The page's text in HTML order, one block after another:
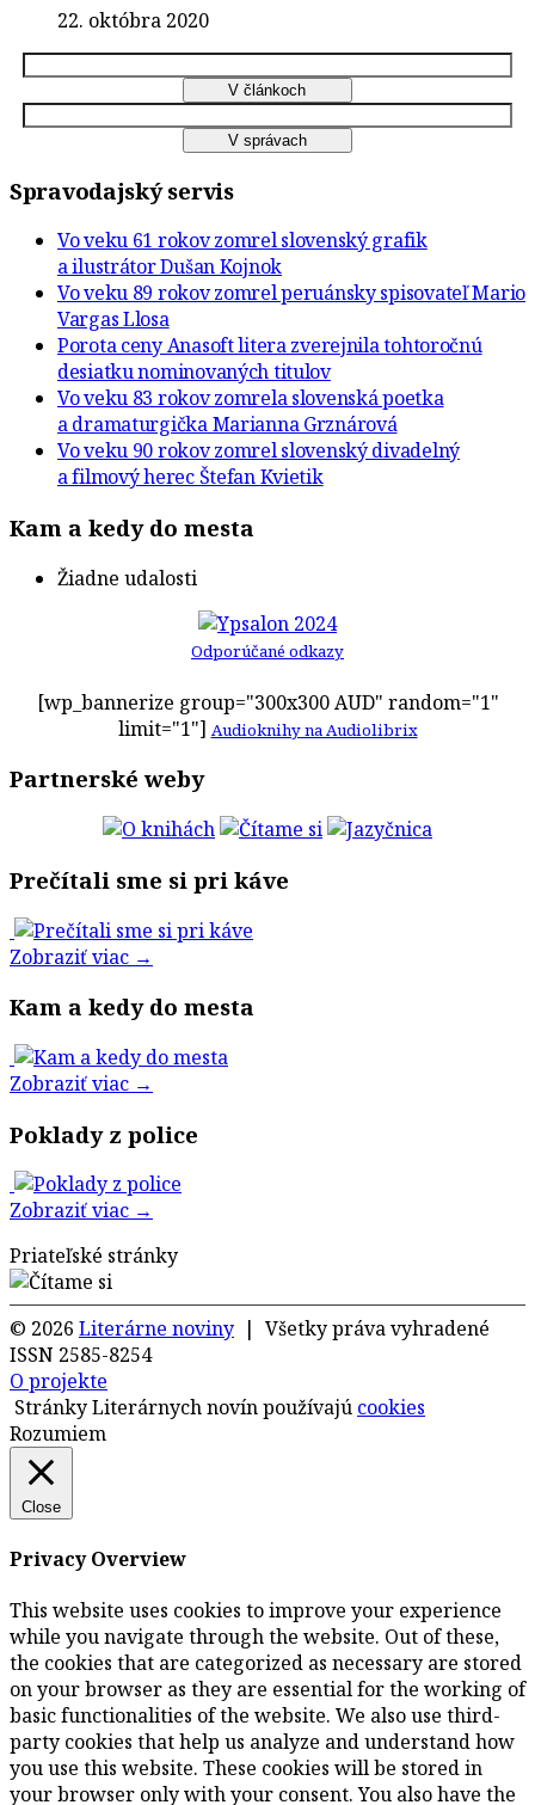
22. októbra 2020
Spravodajský servis
Vo veku 61 rokov zomrel slovenský grafik
a ilustrátor Dušan Kojnok
Vo veku 89 rokov zomrel peruánsky spisovateľ Mario
Vargas Llosa
Porota ceny Anasoft litera zverejnila tohtoročnú
desiatku nominovaných titulov
Vo veku 83 rokov zomrela slovenská poetka
a dramaturgička Marianna Grznárová
Vo veku 90 rokov zomrel slovenský divadelný
a filmový herec Štefan Kvietik
Kam a kedy do mesta
Žiadne udalosti
Odporúčané odkazy
[wp_bannerize group="300x300 AUD" random="1"
limit="1"] Audioknihy na Audiolibrix
Partnerské weby
Prečítali sme si pri káve
Zobraziť viac →
Kam a kedy do mesta
Zobraziť viac →
Poklady z police
Zobraziť viac →
Priateľské stránky
© 2026 Literárne noviny | Všetky práva vyhradené
ISSN 2585-8254
O projekte
Stránky Literárnych novín používajú cookies
Rozumiem
Close
Privacy Overview
This website uses cookies to improve your experience
while you navigate through the website. Out of these,
the cookies that are categorized as necessary are stored
on your browser as they are essential for the working of
basic functionalities of the website. We also use third-
party cookies that help us analyze and understand how
you use this website. These cookies will be stored in
your browser only with your consent. You also have the